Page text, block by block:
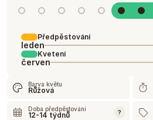
Předpěstování
leden
Kvetení
červen
Barva květu
Růžová
Doba předpěstování
12-14 týdnů ?